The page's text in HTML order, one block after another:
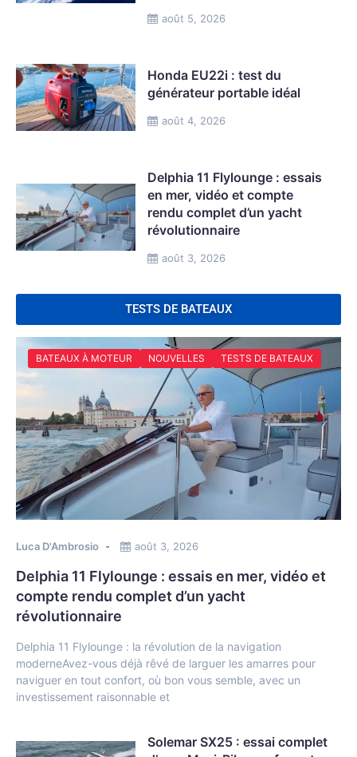
août 5, 2026
août 4, 2026
Honda EU22i : test du
générateur portable idéal
août 3, 2026
Delphia 11 Flylounge : essais
en mer, vidéo et compte
rendu complet d’un yacht
révolutionnaire
TESTS DE BATEAUX
BATEAUX À MOTEUR NOUVELLES TESTS DE BATEAUX
Luca D'Ambrosio août 3, 2026
Delphia 11 Flylounge : essais en mer, vidéo et
compte rendu complet d’un yacht
révolutionnaire
Delphia 11 Flylounge : la révolution de la navigation
moderneAvez-vous déjà rêvé de larguer les amarres pour
naviguer en tout confort, où bon vous semble, avec un
investissement raisonnable et
Solemar SX25 : essai complet